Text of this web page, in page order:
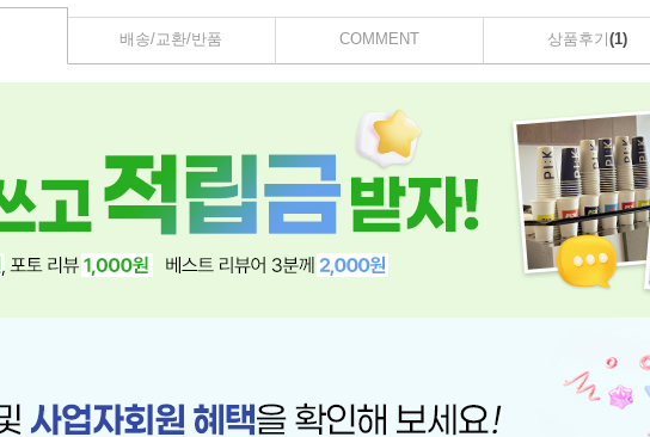
배송/교환/반품 COMMENT 상품후기 (1)